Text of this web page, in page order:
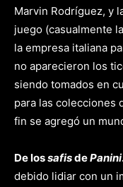
Marvin Rodríguez, y
juego (casualmente
la empresa italiana
no aparecieron los
siendo tomados en
para las colecciones
fin se agregó un
De lossafisdePanini
debido lidiar con un